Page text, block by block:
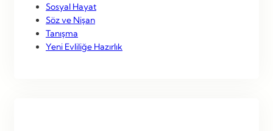
Sosyal Hayat
Söz ve Nişan
Tanışma
Yeni Evliliğe Hazırlık